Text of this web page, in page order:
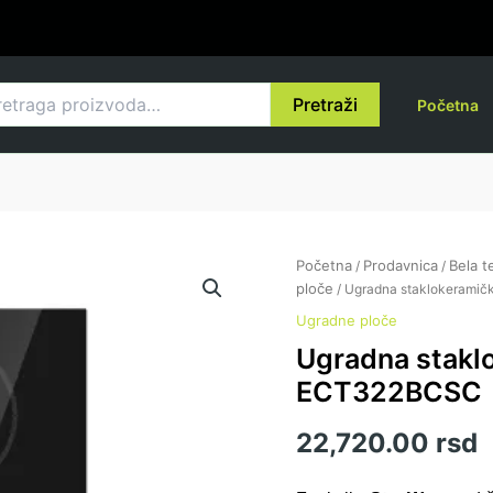
Pretraži Početna
Početna/ Prodavnica/ Bela
ploče / Ugradna
Ugradne ploče
Ugradna
ECT322BCSC
22,720.00 rsd
Ugradna
staklokeramička
Gorenje
ECT322BCSC
količina